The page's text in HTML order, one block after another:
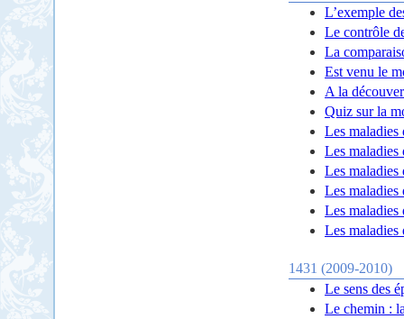
L’exemple
Le contrôle
La
Est venu le
A la
Quiz sur la
Les
Les
Les
Les
Les
Les
1431 (2009-2010)
Le sens des
Le chemin :